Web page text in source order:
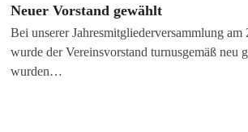
Neuer Vorstand gewählt
Bei unserer Jahresmitgliederversammlung
wurde der Vereinsvorstand turnusgemäß neu
wurden…